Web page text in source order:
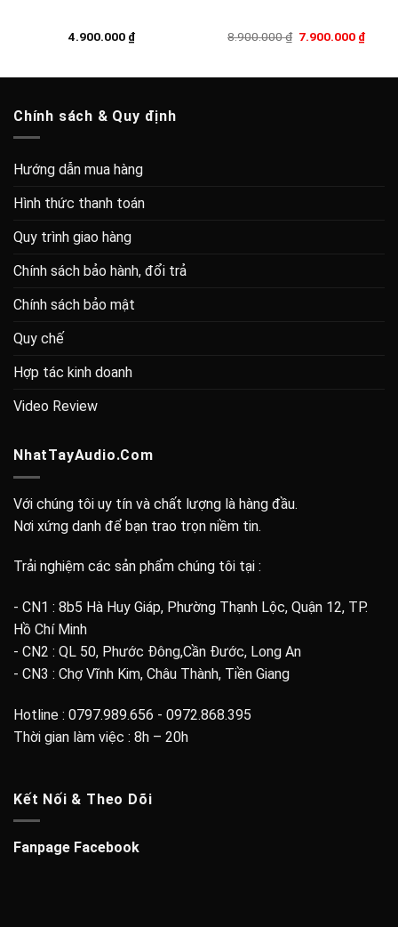
4.900.000 ₫ 8.900.000₫ Giá
7.900.000 ₫Giá
Chính sách & Quy định
Hướng dẫn mua hàng
Hình thức thanh toán
Quy trình giao hàng
Chính sách bảo hành, đổi trả
Chính sách bảo mật
Quy chế
Hợp tác kinh doanh
Video Review
NhatTayAudio.Com
Với chúng tôi uy tín và chất lượng là hàng đầu.
Nơi xứng danh để bạn trao trọn niềm tin.
Trải nghiệm các sản phẩm chúng tôi tại :
- CN1 : 8b5 Hà Huy Giáp, Phường Thạnh Lộc, Quận 12, TP.
Hồ Chí Minh
- CN2 : QL 50, Phước Đông,Cần Đước, Long An
- CN3 : Chợ Vĩnh Kim, Châu Thành, Tiền Giang
Hotline : 0797.989.656 - 0972.868.395
Thời gian làm việc : 8h – 20h
Kết Nối & Theo Dõi
Fanpage Facebook